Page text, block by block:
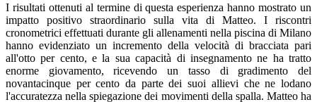
I risultati ottenuti al termine di questa esperienza hanno mostrato un
impatto positivo straordinario sulla vita di Matteo. I riscontri
cronometrici effettuati durante gli allenamenti nella piscina di Milano
hanno evidenziato un incremento della velocità di bracciata pari
all'otto per cento, e la sua capacità di insegnamento ne ha tratto
enorme giovamento, ricevendo un tasso di gradimento del
novantacinque per cento da parte dei suoi allievi che ne lodano
l'accuratezza nella spiegazione dei movimenti della spalla. Matteo ha